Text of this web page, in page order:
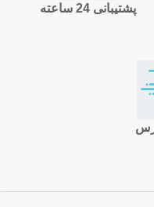
پشتیبانی 24 ساعته